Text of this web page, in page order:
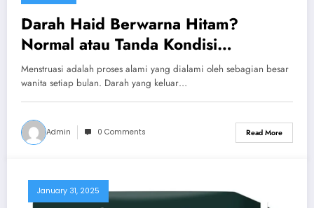
Darah Haid Berwarna Hitam?
Normal atau Tanda Kondisi
Kesehatan Tertentu?
Menstruasi adalah proses alami yang dialami oleh sebagian besar
wanita setiap bulan. Darah yang keluar…
Admin 0 Comments Read More
January 31, 2025